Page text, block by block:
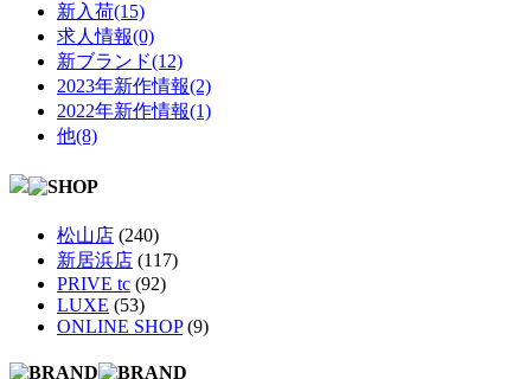
新入荷(15)
求人情報(0)
新ブランド(12)
2023年新作情報(2)
2022年新作情報(1)
他(8)
松山店 (240)
新居浜店 (117)
PRIVE tc (92)
LUXE (53)
ONLINE SHOP(9)